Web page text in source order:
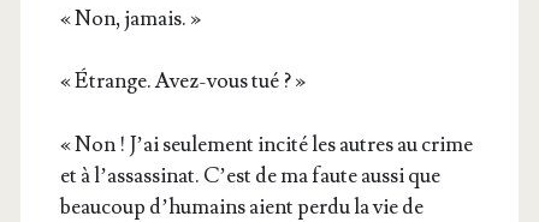
« Non, jamais. »
« Étrange. Avez-vous tué ? »
« Non ! J’ai seule­ment inci­té les autres au crime
et à l’assassinat. C’est de ma faute aus­si que
beau­coup d’humains aient per­du la vie de